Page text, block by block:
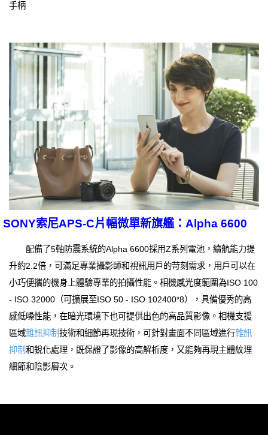
手柄
SONY索尼APS-C片幅微單新旗艦：Alpha 6600
配備了5軸防震系統的Alpha 6600採用Z系列電池，續航能力提
升約2.2倍，可滿足專業攝影師和視訊用戶的苛刻需求，用戶可以在
小巧便攜的機身上體驗專業的拍攝性能。相機感光度範圍為ISO 100
- ISO 32000（可擴展至ISO 50 - ISO 102400*8），具備優秀的高
感低噪性能，在暗光環境下也可提供出色的高品質影像。相機支援
區域雜訊抑制技術和細節再現技術，可針對畫面不同區域進行雜訊
抑制和銳化處理，既保證了影像的高解析度，又能夠再現主體紋理
細節和陰影層次。